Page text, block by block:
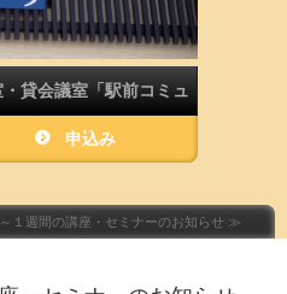
貸会議室「駅前コミュ
申込み
１週間の講座・セミナーのお知らせ ≫